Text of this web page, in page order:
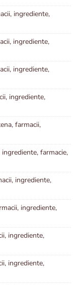
ingrediente,
ingrediente,
ingrediente,
ingrediente,
farmacii,
farmacie,
ingrediente,
ingrediente,
ingrediente,
ingrediente,